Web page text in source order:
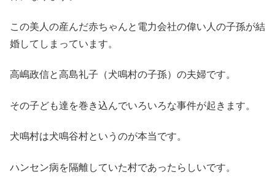
この美人の産んだ赤ちゃんと電力会社の偉い人の子孫が結
婚してしまっています。
高嶋政信と高島礼子（犬鳴村の子孫）の夫婦です。
その子ども達を巻き込んでいろいろな事件が起きます。
犬鳴村は犬鳴谷村というのが本当です。
ハンセン病を隔離していた村であったらしいです。